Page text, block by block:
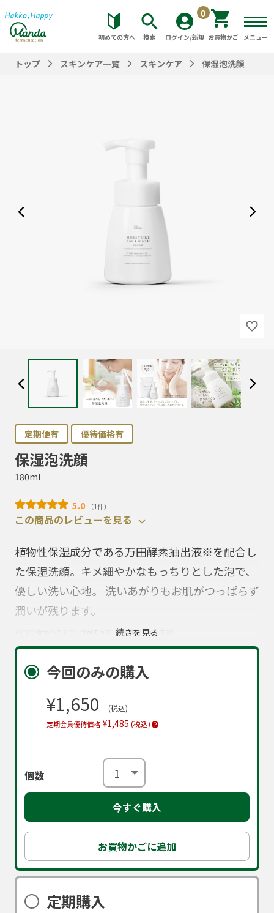
初めての方へ 検索 ログイン/新規お買物かご
0
メニュー
トップ スキンケア一覧 スキンケア 保湿泡洗顔
定期便有 優待価格有
保湿泡洗顔
180ml
5.0 （1件）
この商品のレビューを見る
植物性保湿成分である万田酵素抽出液※を配合し
た保湿洗顔。キメ細やかなもっちりとした泡で、
優しい洗い心地。 洗いあがりもお肌がつっぱらず
潤いが残ります。
※(混合植物/ハチミツ）発酵エキス（小麦由来)(保湿成分)
続きを見る
今回のみの購入
¥1,650 (税込)
定期会員優待価格 ¥1,485 (税込)
個数
今すぐ購入
お買物かごに追加
定期購入